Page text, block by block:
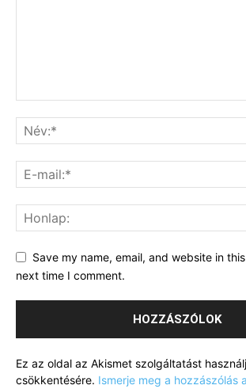
Save my name, email, and website in
next time I comment.
Ez az oldal az Akismet szolgáltatást
csökkentésére. Ismerje meg a hozzászólás